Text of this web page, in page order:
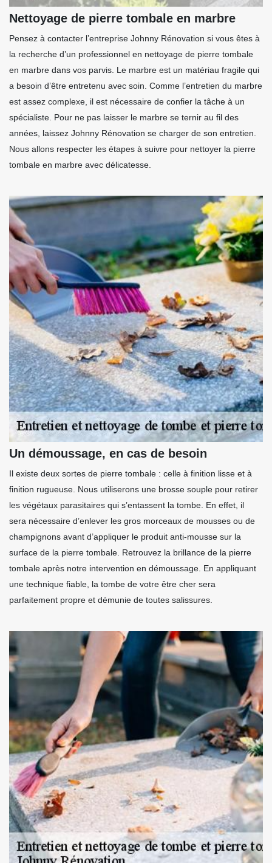
Nettoyage de pierre tombale en marbre
Pensez à contacter l’entreprise Johnny Rénovation si vous êtes à
la recherche d’un professionnel en nettoyage de pierre tombale
en marbre dans vos parvis. Le marbre est un matériau fragile qui
a besoin d’être entretenu avec soin. Comme l’entretien du marbre
est assez complexe, il est nécessaire de confier la tâche à un
spécialiste. Pour ne pas laisser le marbre se ternir au fil des
années, laissez Johnny Rénovation se charger de son entretien.
Nous allons respecter les étapes à suivre pour nettoyer la pierre
tombale en marbre avec délicatesse.
Un démoussage, en cas de besoin
Il existe deux sortes de pierre tombale : celle à finition lisse et à
finition rugueuse. Nous utiliserons une brosse souple pour retirer
les végétaux parasitaires qui s’entassent la tombe. En effet, il
sera nécessaire d’enlever les gros morceaux de mousses ou de
champignons avant d’appliquer le produit anti-mousse sur la
surface de la pierre tombale. Retrouvez la brillance de la pierre
tombale après notre intervention en démoussage. En appliquant
une technique fiable, la tombe de votre être cher sera
parfaitement propre et démunie de toutes salissures.